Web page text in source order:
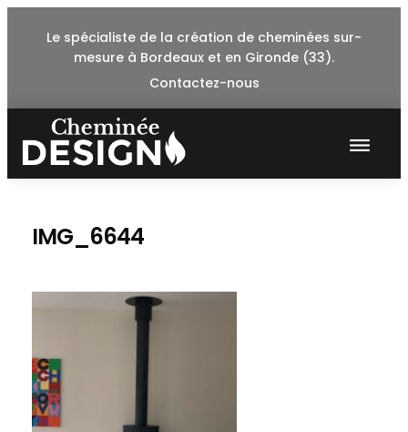
Le spécialiste de la création de cheminées sur-
mesure à Bordeaux et en Gironde (33).
Contactez-nous
IMG_6644